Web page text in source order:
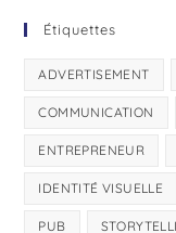
Étiquettes
ADVERTISEMENT
COMMUNICATION
ENTREPRENEUR
IDENTITÉ VISUELLE
PUB